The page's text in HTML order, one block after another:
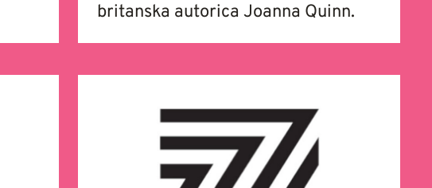
britanska autorica Joanna Quinn.